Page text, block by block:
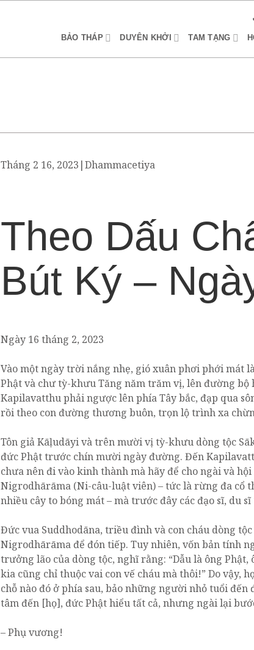
BẢO THÁP DUYÊN KHỞI TAM TẠNG
Tháng 2 16, 2023 |Dhammacetiya
Theo Dấu
Bút Ký –
Ngày 16 tháng 2, 2023
Vào một ngày trời nắng nhẹ, gió xuân phơi phới mát
Phật và chư tỳ-khưu Tăng năm trăm vị, lên đường bộ
Kapilavatthu phải ngược lên phía Tây bắc, đạp qua
rồi theo con đường thương buôn, trọn lộ trình xa
Tôn giả Kāḷudāyi và trên mười vị tỳ-khưu dòng tộc
đức Phật trước chín mười ngày đường. Đến
chưa nên đi vào kinh thành mà hãy để cho ngài và
Nigrodhārāma (Ni-câu-luật viên) – tức là rừng đa cổ
nhiều cây to bóng mát – mà trước đây các đạo sĩ, du
Đức vua Suddhodāna, triều đình và con cháu dòng
Nigrodhārāma để đón tiếp. Tuy nhiên, vốn bản tính
trưởng lão của dòng tộc, nghĩ rằng: “Dẫu là ông
kia cũng chỉ thuộc vai con vế cháu mà thôi!” Do vậy,
chỗ nào đó ở phía sau, bảo những người nhỏ tuổi
tâm đến [họ], đức Phật hiểu tất cả, nhưng ngài lại
– Phụ vương!